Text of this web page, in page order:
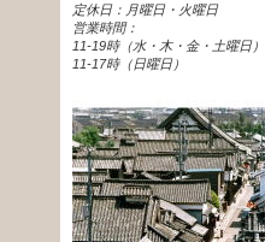
定休日：月曜日・火曜日
営業時間：
11-19時（水・木・金・土曜日）
11-17時（日曜日）